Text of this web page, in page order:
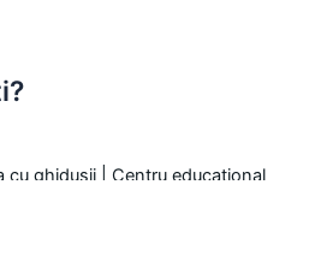
ghidusii | Centru educațional